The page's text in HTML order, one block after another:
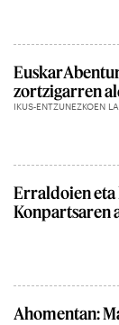
zortzigarren
IKUS-ENTZUNEZKOEN
Erraldoien
Konpartsaren
Ahomentan: